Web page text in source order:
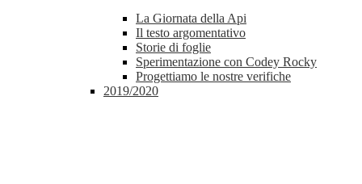
La Giornata della Api
Il testo argomentativo
Storie di foglie
Sperimentazione con Codey Rocky
Progettiamo le nostre verifiche
2019/2020